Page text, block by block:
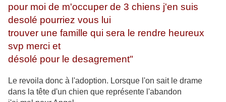
pour moi de m'occuper de 3 chiens j'en suis
desolé pourriez vous lui
trouver une famille qui sera le rendre heureux
svp merci et
désolé pour le desagrement"
Le revoila donc à l'adoption. Lorsque l'on sait le drame
dans la tête d'un chien que représente l'abandon